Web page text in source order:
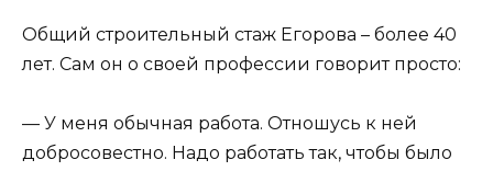
Общий строительный стаж Егорова – более 40
лет. Сам он о своей профессии говорит просто:
— У меня обычная работа. Отношусь к ней
добросовестно. Надо работать так, чтобы было